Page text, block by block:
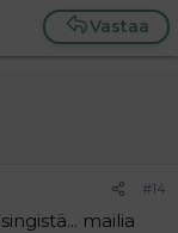
Vastaa
#14
mailia